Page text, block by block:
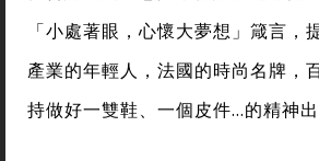
「小處著眼，心懷大夢想」箴言，
產業的年輕人，法國的時尚名牌，
持做好一雙鞋、一個皮件…的精神出